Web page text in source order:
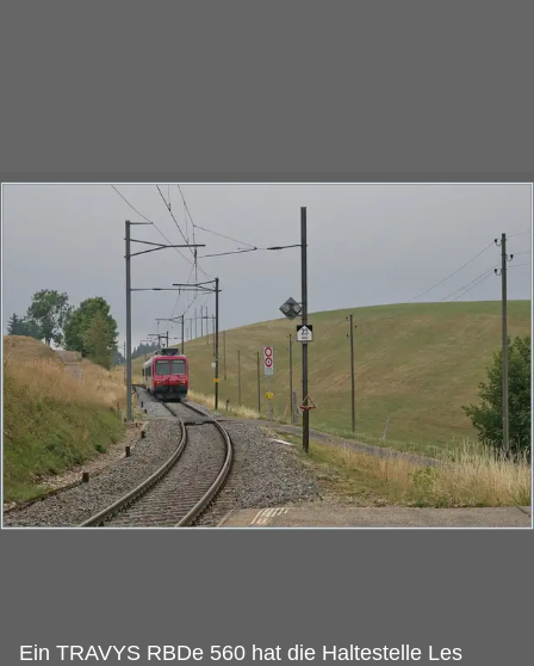
Ein TRAVYS RBDe 560 hat die Haltestelle Les